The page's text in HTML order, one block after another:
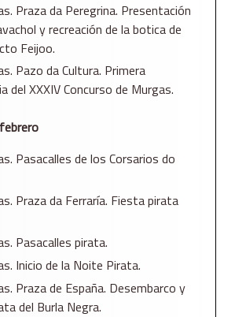
Praza da Peregrina. Presentación
y recreación de la botica de
Feijoo.
Pazo da Cultura. Primera
del XXXIV Concurso de Murgas.
Pasacalles de los Corsarios do
Praza da Ferraría. Fiesta pirata
Pasacalles pirata.
Inicio de la Noite Pirata.
Praza de España. Desembarco y
del Burla Negra.